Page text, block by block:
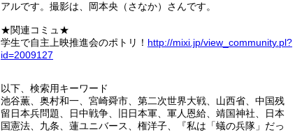
アルです。撮影は、岡本央（さなか）さんです。
★関連コミュ★
学生で自主上映推進会のポトリ！ http://mixi.jp/view_community.pl?
id=2009127
以下、検索用キーワード
池谷薫、奥村和一、宮崎舜市、第二次世界大戦、山西省、中国残
留日本兵問題、日中戦争、旧日本軍、軍人恩給、靖国神社、日本
国憲法、九条、蓮ユニバース、権洋子、『私は「蟻の兵隊」だっ